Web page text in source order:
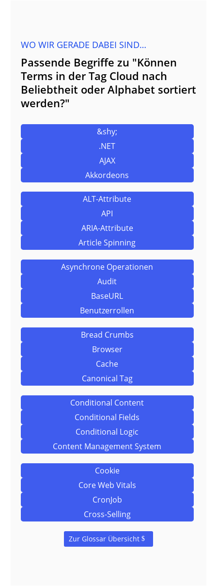
WO WIR GERADE DABEI SIND…
Passende Begriffe zu "Können
Terms in der Tag Cloud nach
Beliebtheit oder Alphabet sortiert
werden?"
&shy;
.NET
AJAX
Akkordeons
ALT-Attribute
API
ARIA-Attribute
Article Spinning
Asynchrone Operationen
Audit
BaseURL
Benutzerrollen
Bread Crumbs
Browser
Cache
Canonical Tag
Conditional Content
Conditional Fields
Conditional Logic
Content Management System
Cookie
Core Web Vitals
CronJob
Cross-Selling
Zur Glossar Übersicht